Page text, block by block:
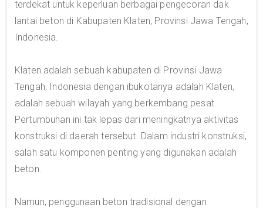
terdekat untuk keperluan berbagai pengecoran dak
lantai beton di Kabupaten Klaten, Provinsi Jawa Tengah,
Indonesia.
Klaten adalah sebuah kabupaten di Provinsi Jawa
Tengah, Indonesia dengan ibukotanya adalah Klaten,
adalah sebuah wilayah yang berkembang pesat.
Pertumbuhan ini tak lepas dari meningkatnya aktivitas
konstruksi di daerah tersebut. Dalam industri konstruksi,
salah satu komponen penting yang digunakan adalah
beton.
Namun, penggunaan beton tradisional dengan